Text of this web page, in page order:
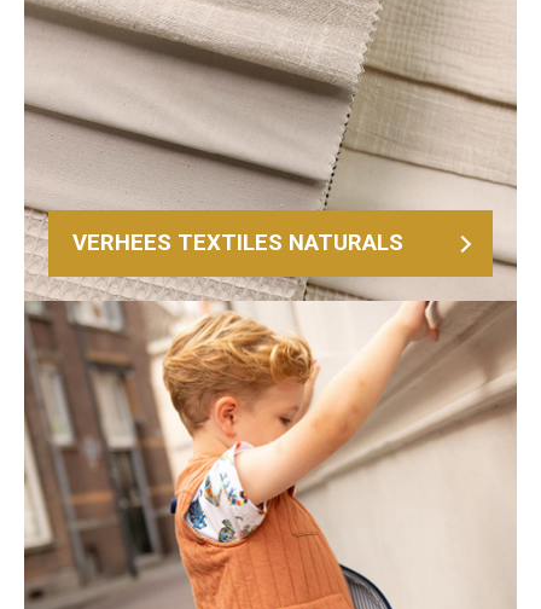
VERHEES TEXTILES NATURALS